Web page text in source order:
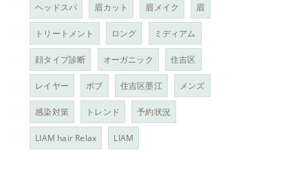
ヘッドスパ 眉カット 眉メイク 眉
トリートメント ロング ミディアム
顔タイプ診断 オーガニック 住吉区
レイヤー ボブ 住吉区墨江 メンズ
感染対策 トレンド 予約状況
LIAM hair Relax LIAM